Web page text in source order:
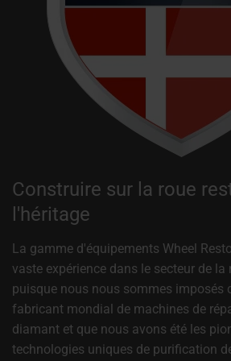
Construire sur la roue
l'héritage
La gamme d'équipements Wheel
vaste expérience dans le secteur de la
puisque nous nous sommes imposés
fabricant mondial de machines de
diamant et que nous avons été les
technologies uniques de purification